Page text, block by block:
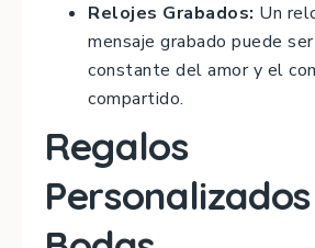
Relojes Grabados: Un
mensaje grabado puede
constante del amor y el
compartido.
Regalos